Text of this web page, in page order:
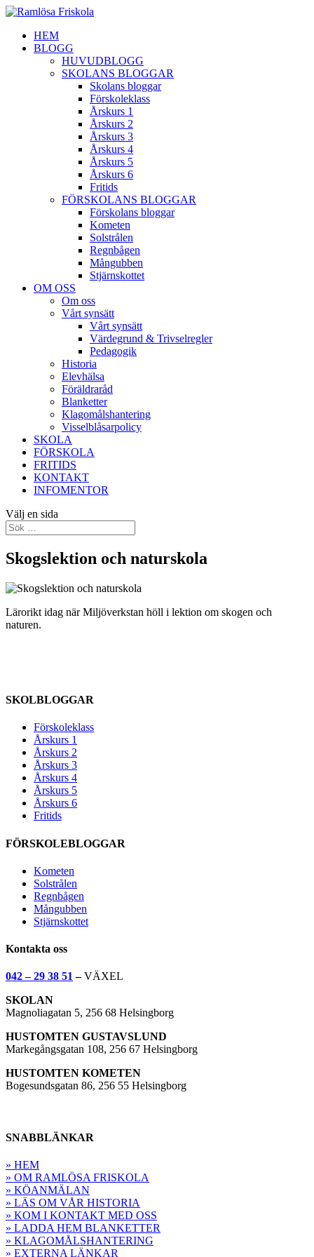
HEM
BLOGG
HUVUDBLOGG
SKOLANS BLOGGAR
Skolans bloggar
Förskoleklass
Årskurs 1
Årskurs 2
Årskurs 3
Årskurs 4
Årskurs 5
Årskurs 6
Fritids
FÖRSKOLANS BLOGGAR
Förskolans bloggar
Kometen
Solstrålen
Regnbågen
Mångubben
Stjärnskottet
OM OSS
Om oss
Vårt synsätt
Vårt synsätt
Värdegrund & Trivselregler
Pedagogik
Historia
Elevhälsa
Föräldraråd
Blanketter
Klagomålshantering
Visselblåsarpolicy
SKOLA
FÖRSKOLA
FRITIDS
KONTAKT
INFOMENTOR
Välj en sida
Skogslektion och naturskola
Lärorikt idag när Miljöverkstan höll i lektion om skogen och
naturen.
SKOLBLOGGAR
Förskoleklass
Årskurs 1
Årskurs 2
Årskurs 3
Årskurs 4
Årskurs 5
Årskurs 6
Fritids
FÖRSKOLEBLOGGAR
Kometen
Solstrålen
Regnbågen
Mångubben
Stjärnskottet
Kontakta oss
042 – 29 38 51–VÄXEL
SKOLAN
Magnoliagatan 5, 256 68 Helsingborg
HUSTOMTEN GUSTAVSLUND
Markegångsgatan 108, 256 67 Helsingborg
HUSTOMTEN KOMETEN
Bogesundsgatan 86, 256 55 Helsingborg
SNABBLÄNKAR
» HEM
» OM RAMLÖSA FRISKOLA
» KÖANMÄLAN
» LÄS OM VÅR HISTORIA
» KOM I KONTAKT MED OSS
» LADDA HEM BLANKETTER
» KLAGOMÅLSHANTERING
» EXTERNA LÄNKAR